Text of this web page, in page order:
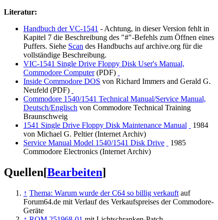
Literatur:
Handbuch der VC-1541 - Achtung, in dieser Version fehlt in
Kapitel 7 die Beschreibung des "#"-Befehls zum Öffnen eines
Puffers. Siehe Scan des Handbuchs auf archive.org für die
vollständige Beschreibung.
VIC-1541 Single Drive Floppy Disk User's Manual,
Commodore Computer(PDF)
Inside Commodore DOS von Richard Immers and Gerald G.
Neufeld (PDF)
Commodore 1540/1541 Technical Manual/Service Manual,
Deutsch/Englisch von Commodore Technical Training
Braunschweig
1541 Single Drive Floppy Disk Maintenance Manual
1984
von Michael G. Peltier (Internet Archiv)
Service Manual Model 1540/1541 Disk Drive
1985
Commodore Electronics (Internet Archiv)
Quellen[Bearbeiten]
↑ Thema: Warum wurde der C64 so billig verkauft auf
Forum64.de mit Verlauf des Verkaufspreises der Commodore-
Geräte